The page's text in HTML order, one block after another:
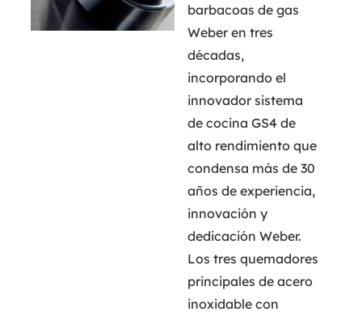
barbacoas de gas
Weber en tres
décadas,
incorporando el
innovador sistema
de cocina GS4 de
alto rendimiento que
condensa más de 30
años de experiencia,
innovación y
dedicación Weber.
Los tres quemadores
principales de acero
inoxidable con